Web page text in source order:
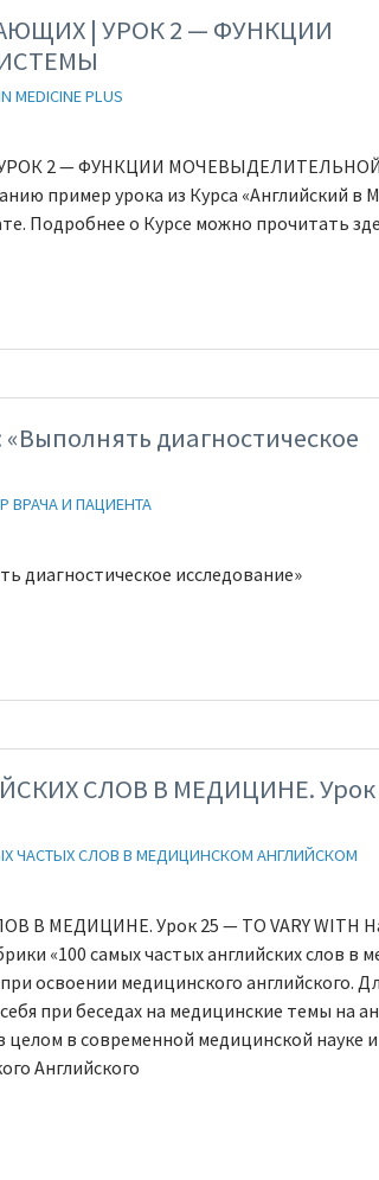
| УРОК 2 — ФУНКЦИИ
MEDICINE PLUS
2 — ФУНКЦИИ МОЧЕВЫДЕЛИТЕЛЬНОЙ
пример урока из Курса «Английский в
Подробнее о Курсе можно прочитать
диагностическое
ВРАЧА И ПАЦИЕНТА
диагностическое исследование»
СЛОВ В МЕДИЦИНЕ. Урок
ЧАСТЫХ СЛОВ В МЕДИЦИНСКОМ АНГЛИЙСКОМ
В МЕДИЦИНЕ. Урок 25 — TO VARY WITH
«100 самых частых английских слов в
освоении медицинского английского.
при беседах на медицинские темы на
в современной медицинской науке
Английского